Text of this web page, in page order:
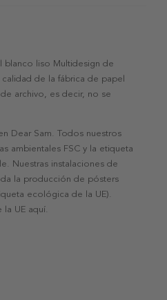
blanco liso Multidesign de
de la fábrica de papel
archivo, es decir, no se
Dear Sam. Todos nuestros
ambientales FSC y la etiqueta
Nuestras instalaciones de
la producción de pósters
ecológica de la UE).
UE aquí.